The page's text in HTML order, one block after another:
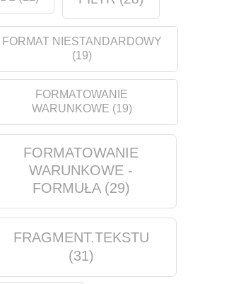
FORMAT NIESTANDARDOWY
(19)
FORMATOWANIE
WARUNKOWE (19)
FORMATOWANIE
WARUNKOWE -
FORMUŁA(29)
FRAGMENT.TEKSTU
(31)